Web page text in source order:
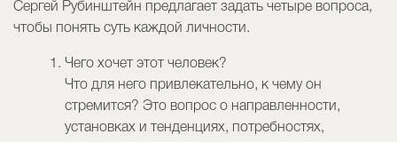
Сергей Рубинштейн предлагает задать четыре вопроса,
чтобы понять суть каждой личности.
Чего хочет этот человек?
Что для него привлекательно, к чему он
стремится? Это вопрос о направленности,
установках и тенденциях, потребностях,